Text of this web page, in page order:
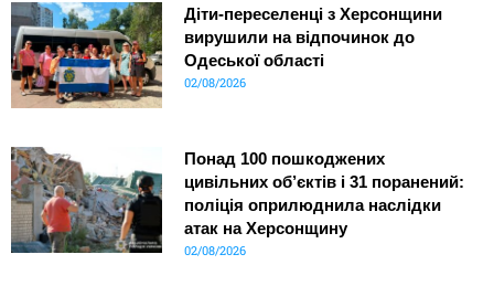
Діти-переселенці з Херсонщини
вирушили на відпочинок до
Одеської області
02/08/2026
Понад 100 пошкоджених
цивільних об’єктів і 31 поранений:
поліція оприлюднила наслідки
атак на Херсонщину
02/08/2026